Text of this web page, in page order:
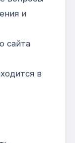
и
сайта
в